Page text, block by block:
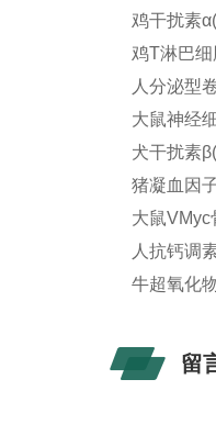
鸡干扰素
鸡T淋巴
人分泌型
大鼠神经
犬干扰素
猪凝血因
大鼠
人抗钙调
牛超氧化
留